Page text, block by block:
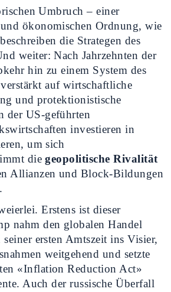
Umbruch – einer
ökonomischen Ordnung, wie
die Strategen des
weiter: Nach Jahrzehnten der
hin zu einem System des
verstärkt auf wirtschaftliche
und protektionistische
der US-geführten
investieren in
um sich
diegeopolitische Rivalität
Allianzen und Block-Bildungen
Erstens ist dieser
nahm den globalen Handel
ersten Amtszeit ins Visier,
weitgehend und setzte
«Inflation Reduction Act»
Auch der russische Überfall